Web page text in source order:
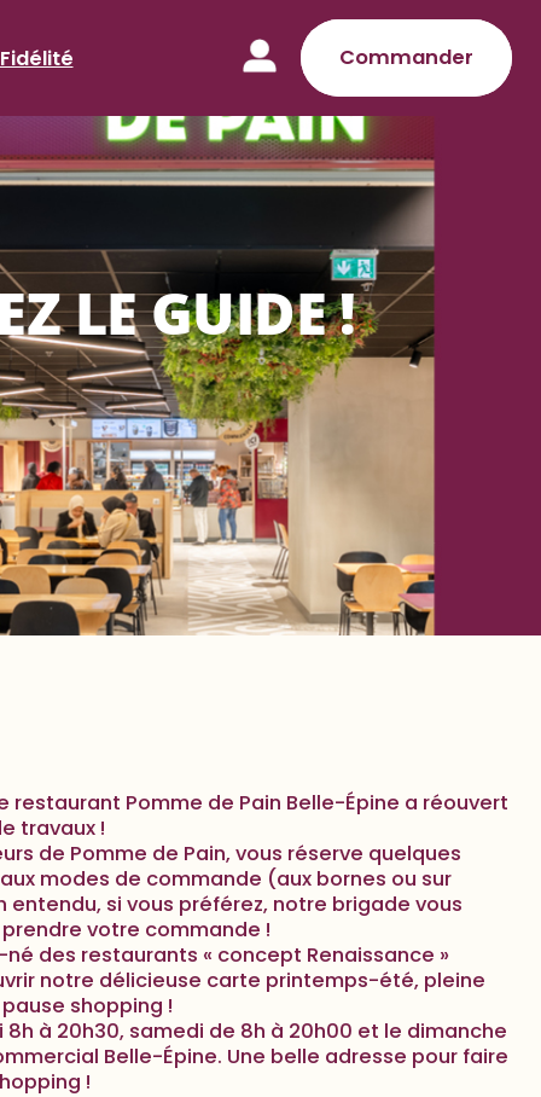
Fidélité Commander
LE GUIDE !
restaurant Pomme de Pain Belle-Épine a réouvert
travaux !
de Pomme de Pain, vous réserve quelques
modes de commande (aux bornes ou sur
entendu, si vous préférez, notre brigade vous
votre commande !
des restaurants « concept Renaissance »
notre délicieuse carte printemps-été, pleine
shopping !
à 20h30, samedi de 8h à 20h00 et le dimanche
Belle-Épine. Une belle adresse pour faire
!